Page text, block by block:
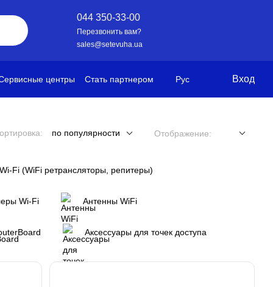
044 350-33-00
Перезвонить вам?
sales@setevuha.ua
центры Стать партнером Рус Вход
по популярности Отображение:
Fi (WiFi ретрансляторы, репитеры)
Wi-Fi Антенны WiFi
Аксессуары для точек доступа